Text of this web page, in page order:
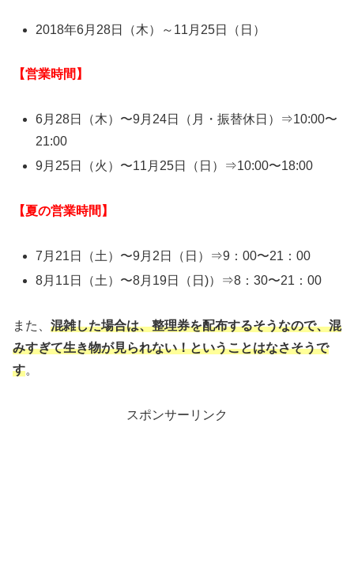
2018年6月28日（木）～11月25日（日）
【営業時間】
6月28日（木）〜9月24日（月・振替休日）⇒10:00〜
21:00
9月25日（火）〜11月25日（日）⇒10:00〜18:00
【夏の営業時間】
7月21日（土）〜9月2日（日）⇒9：00〜21：00
8月11日（土）〜8月19日（日)）⇒8：30〜21：00
また、 混雑した場合は、整理券を配布するそうなので、混
みすぎて生き物が見られない！ということはなさそうで
す。
スポンサーリンク